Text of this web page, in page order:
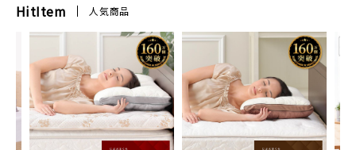
HitItem 人気商品